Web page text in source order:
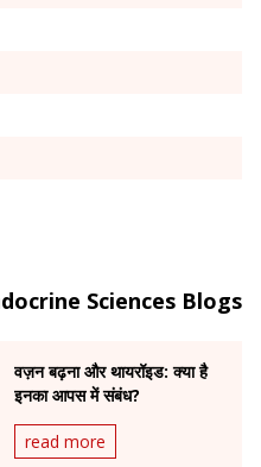
Sciences Blogs
वज़न बढ़ना और थायरॉइड: क्या है
इनका आपस में संबंध?
read more